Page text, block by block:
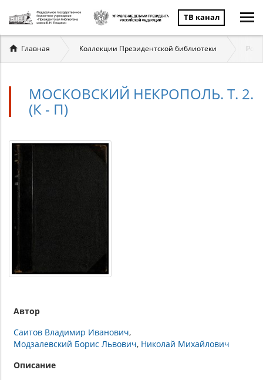
ТВ канал
Вы
здесь
Главная Коллекции Президентской библиотеки
МОСКОВСКИЙ НЕКРОПОЛЬ. Т. 2.
(К - П)
Автор
Саитов Владимир Иванович
Модзалевский Борис Львович Николай Михайлович
Описание